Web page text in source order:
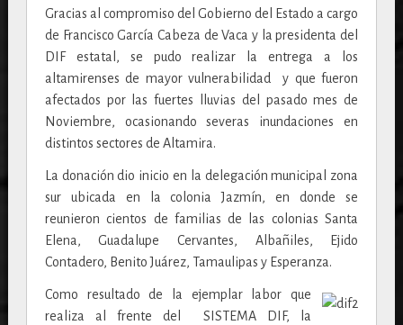
Gracias al compromiso del Gobierno del Estado a cargo
de Francisco García Cabeza de Vaca y la presidenta del
DIF estatal, se pudo realizar la entrega a los
altamirenses de mayor vulnerabilidad y que fueron
afectados por las fuertes lluvias del pasado mes de
Noviembre, ocasionando severas inundaciones en
distintos sectores de Altamira.
La donación dio inicio en la delegación municipal zona
sur ubicada en la colonia Jazmín, en donde se
reunieron cientos de familias de las colonias Santa
Elena, Guadalupe Cervantes, Albañiles, Ejido
Contadero, Benito Juárez, Tamaulipas y Esperanza.
Como resultado de la ejemplar labor que
realiza al frente del SISTEMA DIF, la